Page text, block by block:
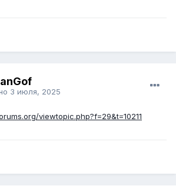
3 июля, 2025
viewtopic.php?f=29&t=10211